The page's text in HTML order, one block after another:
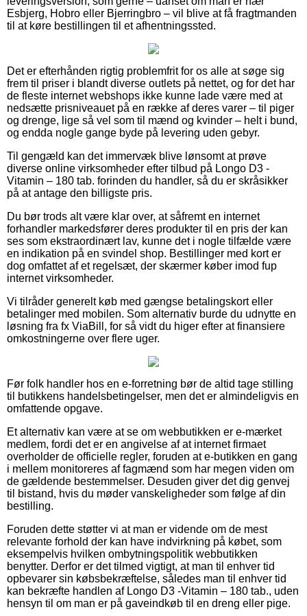
Esbjerg, Hobro eller Bjerringbro – vil blive at få fragtmanden
til at køre bestillingen til et afhentningssted.
Det er efterhånden rigtig problemfrit for os alle at søge sig
frem til priser i blandt diverse outlets på nettet, og for det har
de fleste internet webshops ikke kunne lade være med at
nedsætte prisniveauet på en række af deres varer – til piger
og drenge, lige så vel som til mænd og kvinder – helt i bund,
og endda nogle gange byde på levering uden gebyr.
Til gengæld kan det immervæk blive lønsomt at prøve
diverse online virksomheder efter tilbud på Longo D3 -
Vitamin – 180 tab. forinden du handler, så du er skråsikker
på at antage den billigste pris.
Du bør trods alt være klar over, at såfremt en internet
forhandler markedsfører deres produkter til en pris der kan
ses som ekstraordinært lav, kunne det i nogle tilfælde være
en indikation på en svindel shop. Bestillinger med kort er
dog omfattet af et regelsæt, der skærmer køber imod fup
internet virksomheder.
Vi tilråder generelt køb med gængse betalingskort eller
betalinger med mobilen. Som alternativ burde du udnytte en
løsning fra fx ViaBill, for så vidt du higer efter at finansiere
omkostningerne over flere uger.
Før folk handler hos en e-forretning bør de altid tage stilling
til butikkens handelsbetingelser, men det er almindeligvis en
omfattende opgave.
Et alternativ kan være at se om webbutikken er e-mærket
medlem, fordi det er en angivelse af at internet firmaet
overholder de officielle regler, foruden at e-butikken en gang
i mellem monitoreres af fagmænd som har megen viden om
de gældende bestemmelser. Desuden giver det dig genvej
til bistand, hvis du møder vanskeligheder som følge af din
bestilling.
Foruden dette støtter vi at man er vidende om de mest
relevante forhold der kan have indvirkning på købet, som
eksempelvis hvilken ombytningspolitik webbutikken
benytter. Derfor er det tilmed vigtigt, at man til enhver tid
opbevarer sin købsbekræftelse, således man til enhver tid
kan bekræfte handlen af Longo D3 -Vitamin – 180 tab., uden
hensyn til om man er på gaveindkøb til en dreng eller pige.